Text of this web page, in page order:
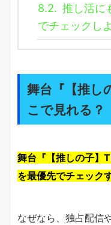
8.2. 推し活に
でチェックし
舞台『【推し
こで見れる？
舞台『【推しの子】
を最優先でチェック
なぜなら、独占配信